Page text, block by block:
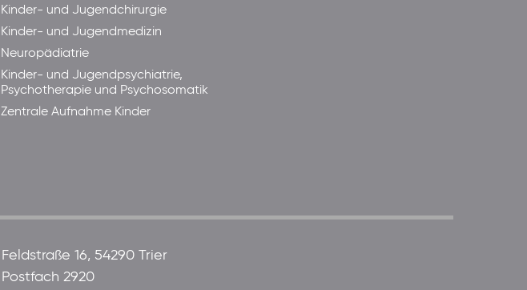
Kinder- und Jugendchirurgie
Kinder- und Jugendmedizin
Neuropädiatrie
Kinder- und Jugendpsychiatrie,
Psychotherapie und Psychosomatik
Zentrale Aufnahme Kinder
Feldstraße 16, 54290 Trier
Postfach 2920